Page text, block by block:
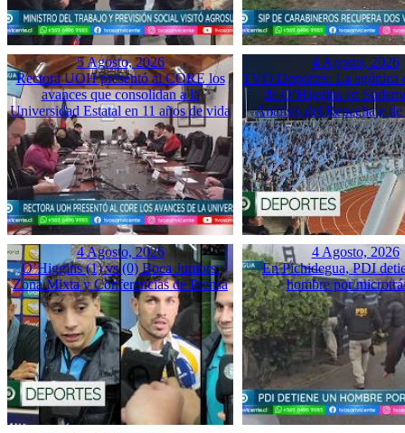
5 Agosto, 2026
Rectora UOH presentó al CORE los
avances que consolidan a la
Universidad Estatal en 11 años de vida
4 Agosto, 2026
TVO Deportes: La agónica
de O’Higgins en
Análisis del Repechaje de
4 Agosto, 2026
O’Higgins (1) vs (0) Boca Juniors:
Zona Mixta y Conferencias de Prensa
4 Agosto, 2026
En Pichidegua, PDI
hombre por